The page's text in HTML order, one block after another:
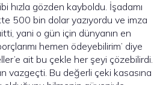
hızla gözden kayboldu. İşadamı
500 bin dolar yazıyordu ve imza
yani o gün için dünyanın en
hemen ödeyebilirim’ diye
ait bu çekle her şeyi çözebilirdi.
vazgeçti. Bu değerli çeki kasasına